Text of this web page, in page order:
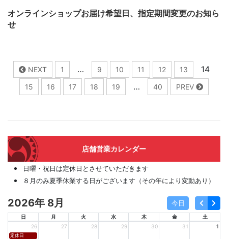
オンラインショップお届け希望日、指定期間変更のお知ら
せ
NEXT 1 … 9 10 11 12 13 14
15 16 17 18 19 … 40 PREV
店舗営業カレンダー
日曜・祝日は定休日とさせていただきます
８月のみ夏季休業する日がございます（その年により変動あり）
2026年 8月 今日
日 月 火 水 木 金
土
26
27 28 29 30 31 1
定休日